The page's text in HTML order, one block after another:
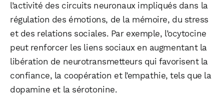
l’activité des circuits neuronaux impliqués dans la
régulation des émotions, de la mémoire, du stress
et des relations sociales. Par exemple, l’ocytocine
peut renforcer les liens sociaux en augmentant la
libération de neurotransmetteurs qui favorisent la
confiance, la coopération et l’empathie, tels que la
dopamine et la sérotonine.